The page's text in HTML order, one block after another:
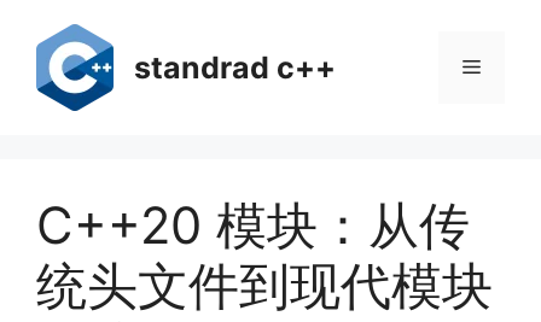
standrad c++ 菜
C++20 模块：从传
统头文件到现代模块